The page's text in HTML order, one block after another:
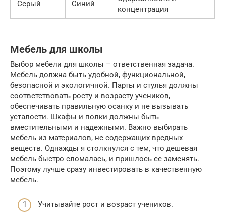
Серый Синий
концентрация
Мебель для школы
Выбор мебели для школы – ответственная задача.
Мебель должна быть удобной, функциональной,
безопасной и экологичной. Парты и стулья должны
соответствовать росту и возрасту учеников,
обеспечивать правильную осанку и не вызывать
усталости. Шкафы и полки должны быть
вместительными и надежными. Важно выбирать
мебель из материалов, не содержащих вредных
веществ. Однажды я столкнулся с тем, что дешевая
мебель быстро сломалась, и пришлось ее заменять.
Поэтому лучше сразу инвестировать в качественную
мебель.
Учитывайте рост и возраст учеников.